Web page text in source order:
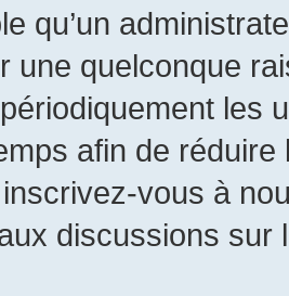
qu’un
une quelconque
les
afin de
vous à
discussions sur